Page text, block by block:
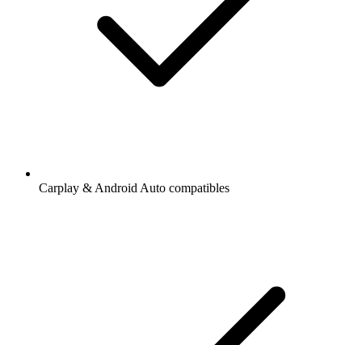
Carplay & Android Auto compatibles